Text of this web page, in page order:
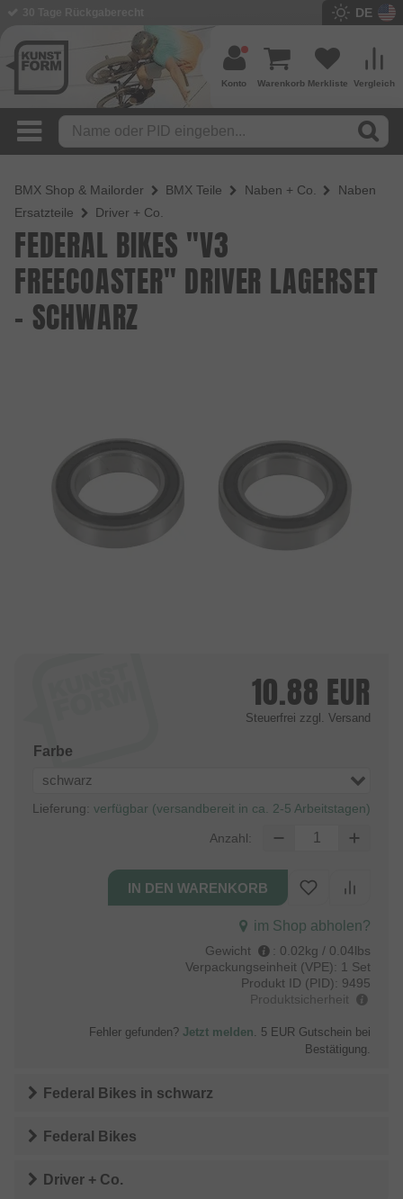
DE
Vergleich
Merkliste
Warenkorb
Konto
BMX Shop & Mailorder BMX Teile Naben + Co.
Naben
Ersatzteile
Driver + Co.
FEDERAL BIKES "V3
FREECOASTER" DRIVER LAGERSET
- SCHWARZ
10.88 EUR
Steuerfrei zzgl. Versand
Farbe
schwarz
Lieferung: verfügbar (versandbereit in ca. 2-5 Arbeitstagen)
Anzahl:
im Shop abholen?
Gewicht : 0.02kg / 0.04lbs
Verpackungseinheit (VPE): 1 Set
Produkt ID (PID): 9495
Produktsicherheit
Fehler gefunden? Jetzt melden. 5 EUR Gutschein bei
Bestätigung.
Federal Bikes in schwarz
Federal Bikes
Driver + Co.